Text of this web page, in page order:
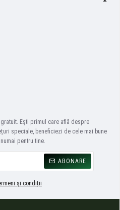
Ești primul care află despre
speciale, beneficiezi de cele mai bune
pentru tine.
ABONARE
și condiții